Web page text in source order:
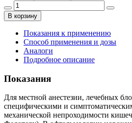
В корзину
Показания к применению
Способ применения и дозы
Аналоги
Подробное описание
Показания
Для местной анестезии, лечебных
специфическими и
механической непроходимости